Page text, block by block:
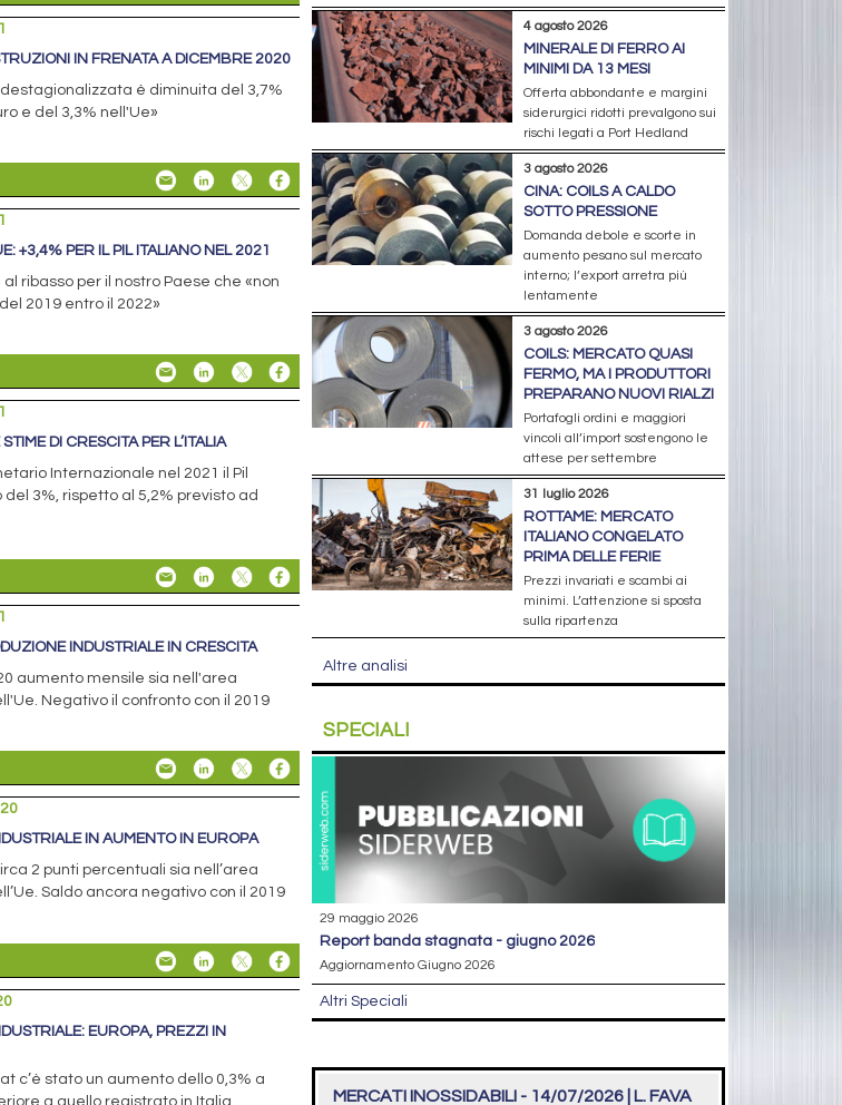
IN FRENATA A DICEMBRE 2020
è diminuita del 3,7%
e del 3,3% nell'Ue»
+3,4% PER IL PIL ITALIANO NEL 2021
al ribasso per il nostro Paese che «non
2019 entro il 2022»
STIME DI CRESCITA PER L’ITALIA
Internazionale nel 2021 il Pil
3%, rispetto al 5,2% previsto ad
INDUSTRIALE IN CRESCITA
aumento mensile sia nell'area
Negativo il confronto con il 2019
IN AUMENTO IN EUROPA
2 punti percentuali sia nell’area
Saldo ancora negativo con il 2019
EUROPA, PREZZI IN
c’è stato un aumento dello 0,3% a
a quello registrato in Italia
4 agosto 2026
MINERALE DI FERRO AI
MINIMI DA 13 MESI
Offerta abbondante e margini
siderurgici ridotti prevalgono sui
rischi legati a Port Hedland
3 agosto 2026
CINA: COILS A CALDO
SOTTO PRESSIONE
Domanda debole e scorte in
aumento pesano sul mercato
interno; l’export arretra più
lentamente
3 agosto 2026
COILS: MERCATO QUASI
FERMO, MA I PRODUTTORI
PREPARANO NUOVI RIALZI
Portafogli ordini e maggiori
vincoli all’import sostengono le
attese per settembre
31 luglio 2026
ROTTAME: MERCATO
ITALIANO CONGELATO
PRIMA DELLE FERIE
Prezzi invariati e scambi ai
minimi. L’attenzione si sposta
sulla ripartenza
Altre analisi
SPECIALI
29 maggio 2026
report banda stagnata - giugno 2026
Aggiornamento Giugno 2026
Altri Speciali
MERCATI INOSSIDABILI - 14/07/2026 | L. FAVA